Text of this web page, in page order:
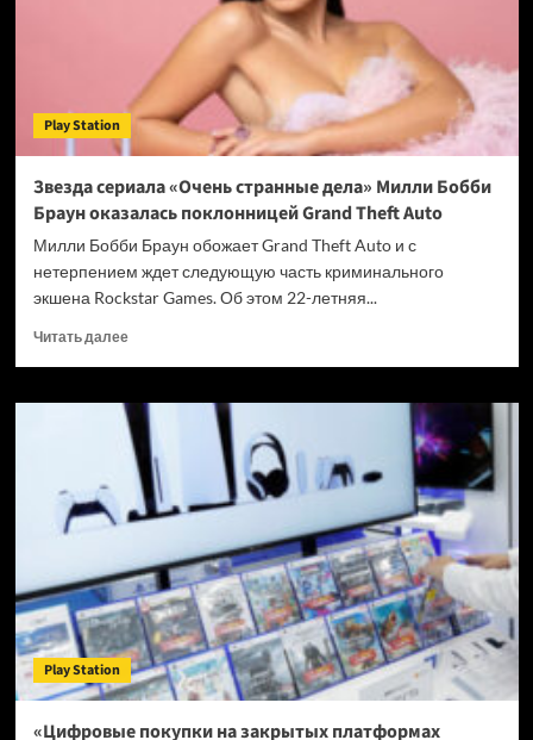
подготовки.
Рецензия
Play Station
Звезда сериала «Очень странные дела» Милли Бобби
Браун оказалась поклонницей Grand Theft Auto
Милли Бобби Браун обожает Grand Theft Auto и с
нетерпением ждет следующую часть криминального
экшена Rockstar Games. Об этом 22-летняя...
Читать далееПрочитать
Звезда
сериала
«Очень
странные
дела»
Милли
Браун
оказалась
поклонницей
Grand
Theft
Auto
Play Station
«Цифровые покупки на закрытых платформах